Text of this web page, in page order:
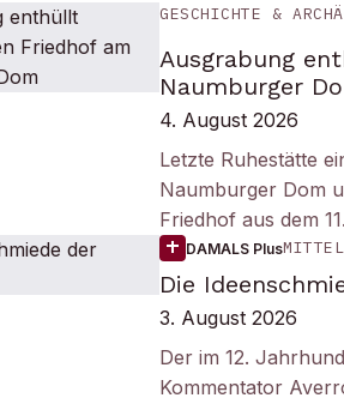
GESCHICHTE &
Ausgrabung
Naumburger
4. August 2026
Letzte Ruhestätte
Naumburger Dom
Friedhof aus dem
DAMALS Plus
Die
3. August 2026
Der im 12.
Kommentator